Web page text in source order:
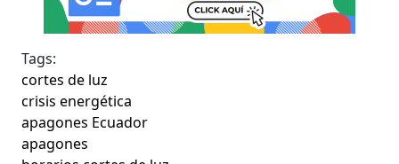
Tags:
cortes de luz
crisis energética
apagones Ecuador
apagones